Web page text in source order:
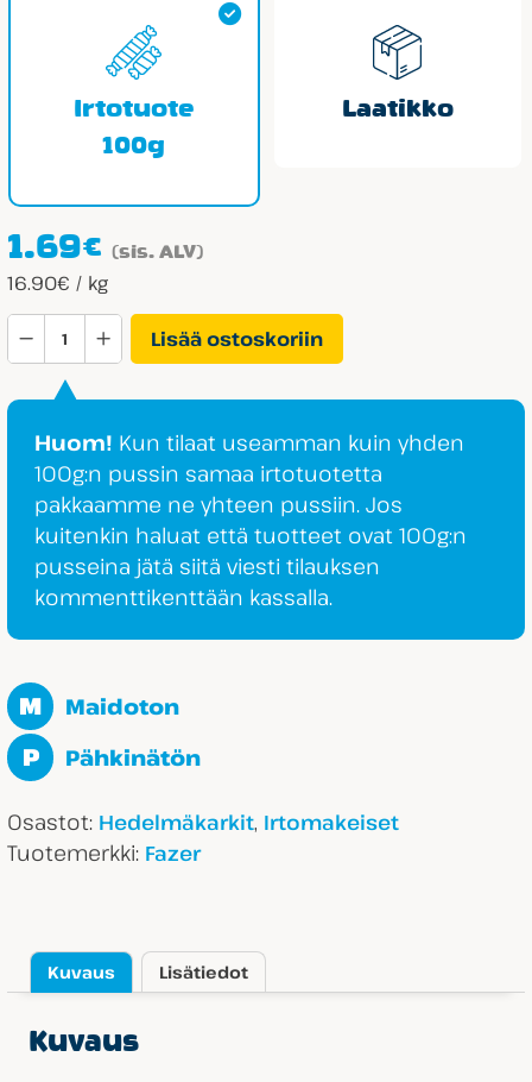
Irtotuote
100g
Laatikko
1.69€ (sis. ALV)
16.90€ / kg
Ässä
Ruuvit
määrä
Lisää ostoskoriin
Huom! Kun tilaat useamman kuin yhden
100g:n pussin samaa irtotuotetta
pakkaamme ne yhteen pussiin. Jos
kuitenkin haluat että tuotteet ovat 100g:n
pusseina jätä siitä viesti tilauksen
kommenttikenttään kassalla.
M Maidoton
P Pähkinätön
Osastot: Hedelmäkarkit, Irtomakeiset
Tuotemerkki: Fazer
Kuvaus Lisätiedot
Kuvaus